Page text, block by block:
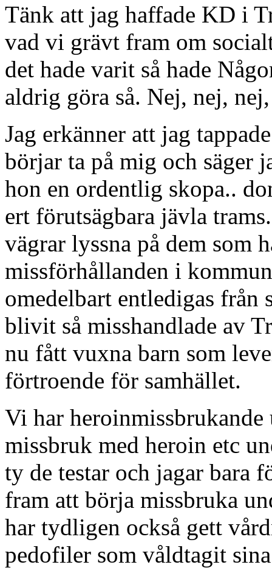
Tänk att jag haffade KD i
vad vi grävt fram om
det hade varit så hade
aldrig göra så. Nej, nej,
Jag erkänner att jag
börjar ta på mig och säger
hon en ordentlig skopa..
ert förutsägbara jävla
vägrar lyssna på dem som
missförhållanden i
omedelbart entledigas från
blivit så misshandlade av
nu fått vuxna barn som
förtroende för samhället.
Vi har
missbruk med heroin etc
ty de testar och jagar bara
fram att börja missbruka
har tydligen också gett
pedofiler som våldtagit